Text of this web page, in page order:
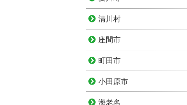
清川村
座間市
町田市
小田原市
海老名